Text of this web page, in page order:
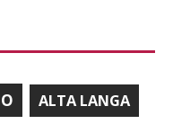
ALTA LANGA